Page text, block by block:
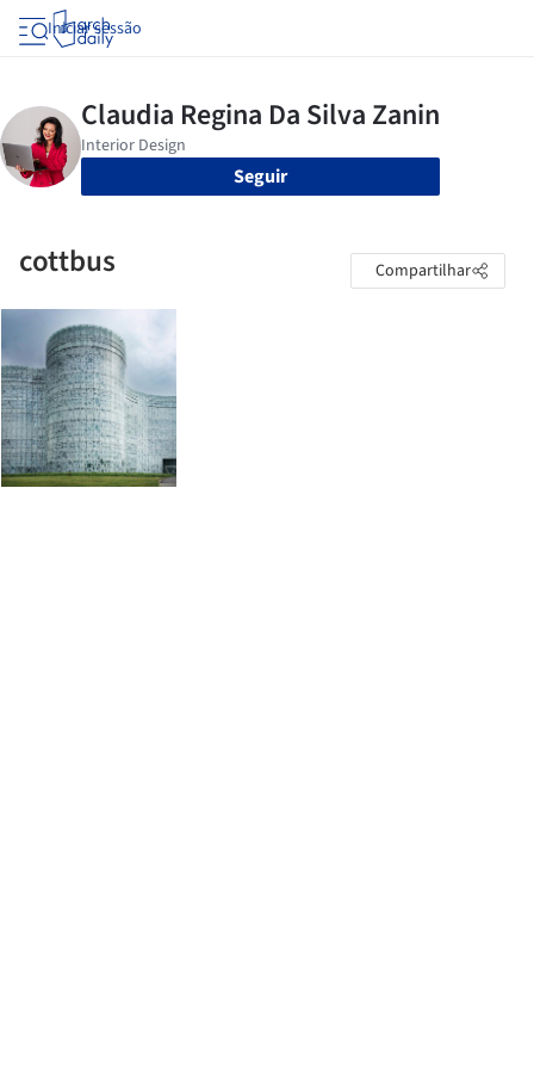
Iniciar sessão
Seguir
cottbus Compartilhar